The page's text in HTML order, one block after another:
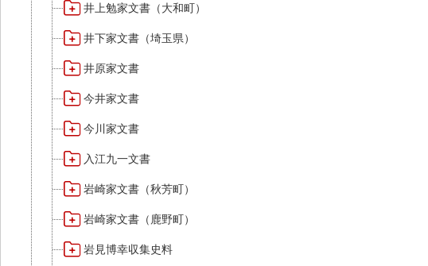
井上勉家文書（大和町）
井下家文書（埼玉県）
井原家文書
今井家文書
今川家文書
入江九一文書
岩崎家文書（秋芳町）
岩崎家文書（鹿野町）
岩見博幸収集史料